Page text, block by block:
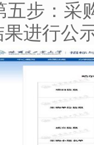
五步：采
果进行公